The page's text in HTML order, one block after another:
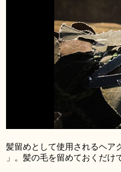
髪留めとして使用されるヘア
」。髪の毛を留めておくだけ